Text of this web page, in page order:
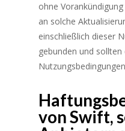
ohne
an solche
einschließlich dieser
gebunden und sollten
von Swift,